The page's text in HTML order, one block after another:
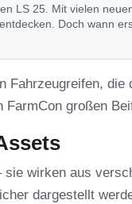
LS 25. Mit vielen
Doch wann
Fahrzeugreifen, die
FarmCon großen
wirken aus
dargestellt